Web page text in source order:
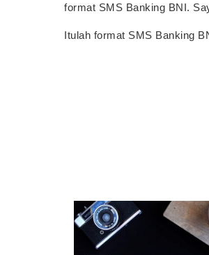
format SMS Banking BNI.
Itulah format SMS Banking